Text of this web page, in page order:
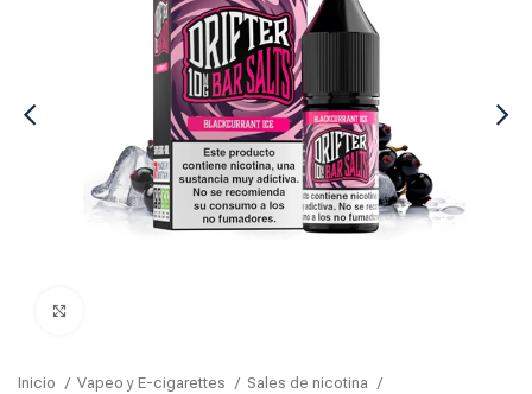
Inicio Vapeo y E-cigarettes
Sales de nicotina